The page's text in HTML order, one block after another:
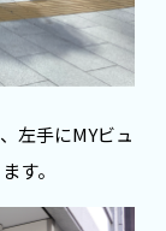
左手にMYビュ
す。